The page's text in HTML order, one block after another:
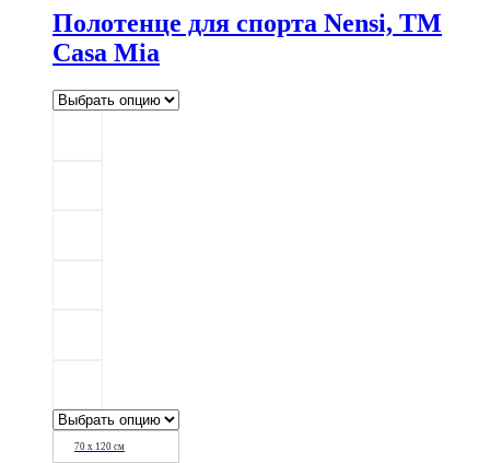
Полотенце для спорта Nensi, TM
Casa Mia
70 х 120 см